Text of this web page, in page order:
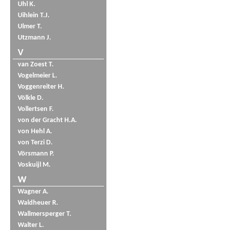
Uhl K.
Uihlein T.J.
Ulmer T.
Utzmann J.
V
van Zoest T.
Vogelmeier L.
Voggenreiter H.
Völkle D.
Vollertsen F.
von der Gracht H.A.
von Hehl A.
von Terzi D.
Vörsmann P.
Voskuijl M.
W
Wagner A.
Waldheuer R.
Wallmersperger T.
Walter L.